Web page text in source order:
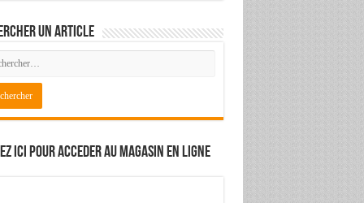
un article
ici pour acceder au magasin en ligne